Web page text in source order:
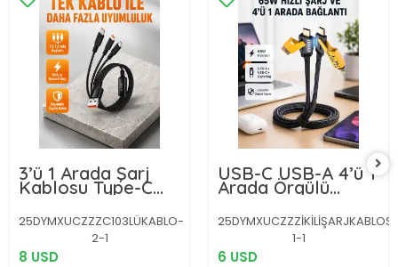
3’ü 1 Arada Şarj
Kablosu Type-C
iOS Android
Uyumlu Hızlı ve
Güvenli Şarj
25DYMXUCZZZC103LÜKABLO-
2-1
8 USD
USB-C USB-A 4’ü 1
Arada Örgülü
Kablo 65W Hızlı
Şarj Metal Uç
Dayanıklı1-1
6 USD